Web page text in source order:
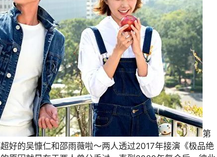
第
好的吴慷仁和邵雨薇啦～两人透过2017年接演《极品绝